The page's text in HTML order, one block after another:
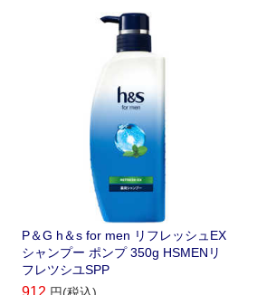
ニールセン売上データに基づく。)
P＆G h＆s for men リフレッシュEX
シャンプー ポンプ 350g HSMENリ
フレツシユSPP